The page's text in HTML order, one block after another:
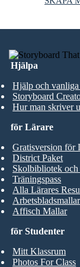
Hjälpa
Hjälp och
Storyboard
Hur man skriver
för Studenter
Mitt Klassrum
Photos For Class
för Lärare
Gratisversion för
District Paket
Skolbibliotek
Träningspass
Alla Lärares
Arbetsbladsmallar
Affisch Mallar